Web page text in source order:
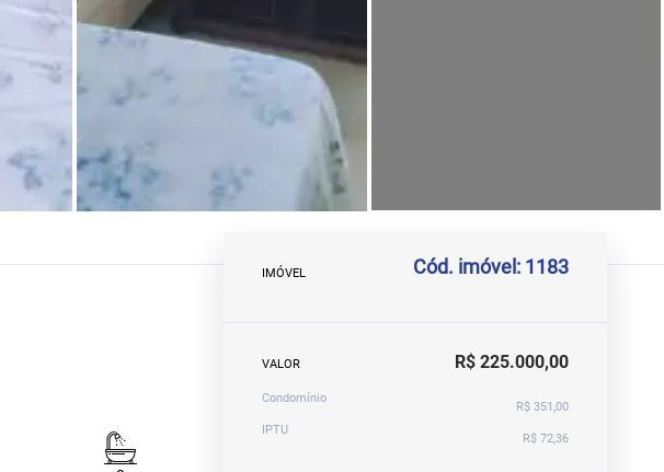
IMÓVEL Cód. imóvel: 1183
VALOR R$ 225.000,00
Condomínio
R$ 351,00
IPTU
R$ 72,36